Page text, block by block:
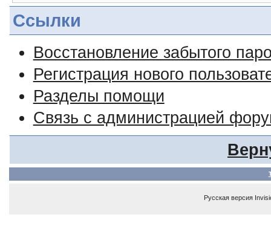
Ссылки
Восстановление забытого
Регистрация нового
Разделы помощи
Связь с администрацией
Русская версия